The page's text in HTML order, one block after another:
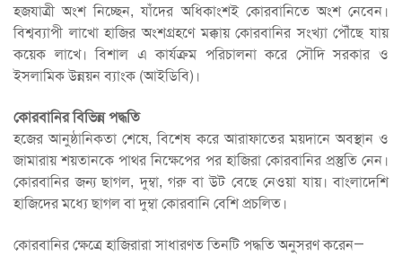
হজযাত্রী অংশ নিচ্ছেন, যাঁদের অধিকাংশই কোরবানিতে অংশ নেবেন।
বিশ্বব্যাপী লাখো হাজির অংশগ্রহণে মক্কায় কোরবানির সংখ্যা পৌঁছে যায়
কয়েক লাখে। বিশাল এ কার্যক্রম পরিচালনা করে সৌদি সরকার ও
ইসলামিক উন্নয়ন ব্যাংক (আইডিবি)।
কোরবানির বিভিন্ন পদ্ধতি
হজের আনুষ্ঠানিকতা শেষে, বিশেষ করে আরাফাতের ময়দানে অবস্থান ও
জামারায় শয়তানকে পাথর নিক্ষেপের পর হাজিরা কোরবানির প্রস্তুতি নেন।
কোরবানির জন্য ছাগল, দুম্বা, গরু বা উট বেছে নেওয়া যায়। বাংলাদেশি
হাজিদের মধ্যে ছাগল বা দুম্বা কোরবানি বেশি প্রচলিত।
কোরবানির ক্ষেত্রে হাজিরারা সাধারণত তিনটি পদ্ধতি অনুসরণ করেন—